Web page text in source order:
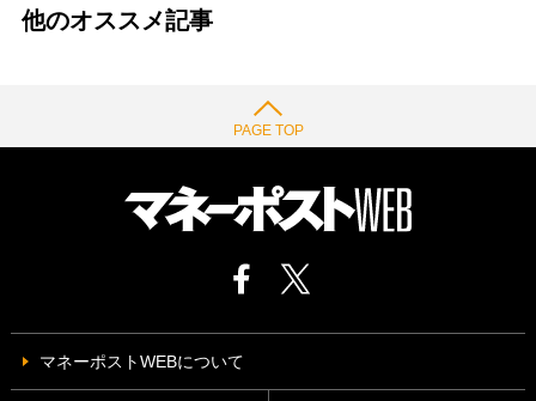
他のオススメ記事
PAGE TOP
マネーポストWEBについて